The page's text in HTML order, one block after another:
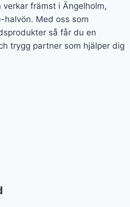
främst i Ängelholm,
halvön. Med oss som
så får du en
trygg partner som hjälper dig